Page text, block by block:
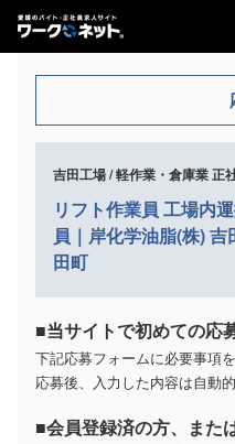
吉田工場 / 軽作業・倉庫業 正
リフト作業員 工場内
員｜岸化学油脂(株)
田町
■当サイトで初めての応
下記応募フォームに必要事項
応募後、入力した内容は自動
■会員登録済の方、また